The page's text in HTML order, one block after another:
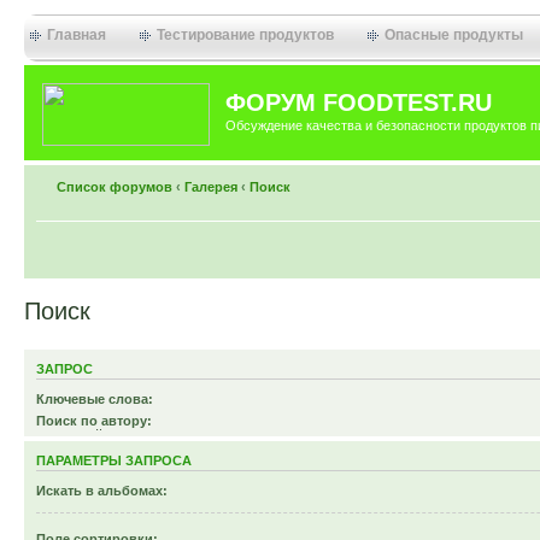
Главная Тестирование продуктов Опасные продукты
ФОРУМ FOODTEST.RU
Обсуждение качества и безопасности продуктов
Список форумов ‹ Галерея ‹ Поиск
Поиск
ЗАПРОС
Ключевые слова:
Поиск по автору:
Используйте * в качестве шаблона.
ПАРАМЕТРЫ ЗАПРОСА
Искать в альбомах: